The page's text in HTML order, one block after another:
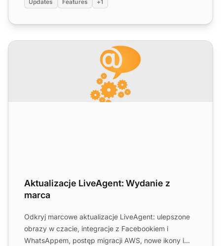
Updates Features +1
Aktualizacje LiveAgent: Wydanie z marca
Aktualizacje LiveAgent: Wydanie z
marca
Odkryj marcowe aktualizacje LiveAgent: ulepszone
obrazy w czacie, integracje z Facebookiem i
WhatsAppem, postęp migracji AWS, nowe ikony i